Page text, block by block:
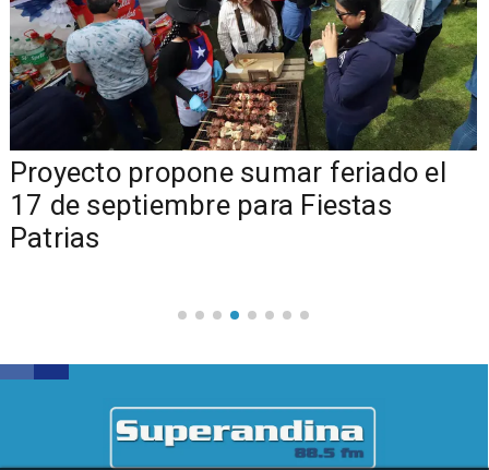
Proyecto propone sumar feriado el
17 de septiembre para Fiestas
Patrias